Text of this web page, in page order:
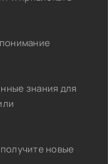
знания для
новые